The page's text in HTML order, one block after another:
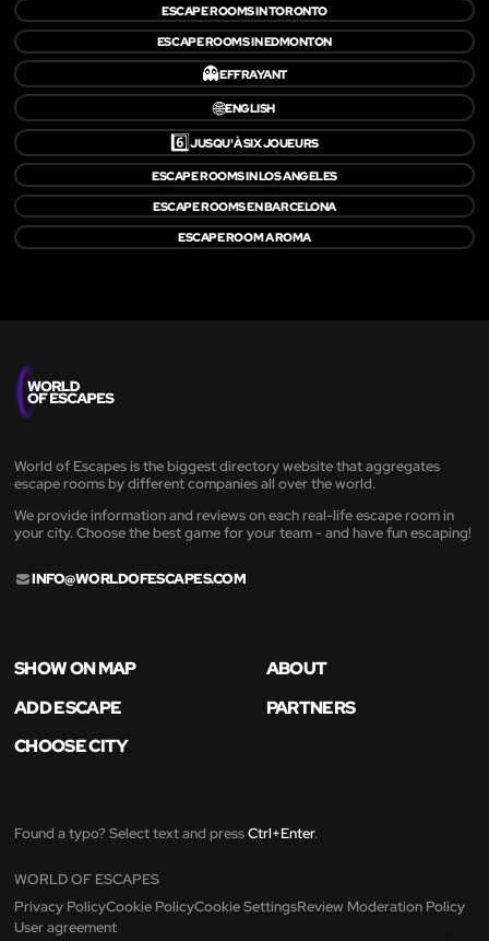
ESCAPE ROOMS IN TORONTO
ESCAPE ROOMS IN EDMONTON
👻EFFRAYANT
🌐ENGLISH
6️⃣JUSQU'À SIX JOUEURS
ESCAPE ROOMS IN LOS ANGELES
ESCAPE ROOMS EN BARCELONA
ESCAPE ROOM A ROMA
World of Escapes is the biggest directory website that aggregates
escape rooms by different companies all over the world.
We provide information and reviews on each real-life escape room in
your city. Choose the best game for your team - and have fun escaping!
INFO@WORLDOFESCAPES.COM
SHOW ON MAP
ABOUT
ADD ESCAPE
PARTNERS
CHOOSE CITY
Found a typo? Select text and pressCtrl+Enter.
WORLD OF ESCAPES
Privacy PolicyCookie PolicyCookie SettingsReview Moderation Policy
User agreement